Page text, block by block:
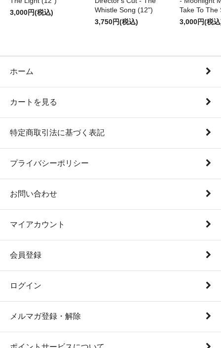
3,000円(税込)
Whistle Song (12")
3,750円(税込)
Take To The
3,000円(税
ホーム
カートを見る
特定商取引法に基づく表記
プライバシーポリシー
お問い合わせ
マイアカウント
会員登録
ログイン
メルマガ登録・解除